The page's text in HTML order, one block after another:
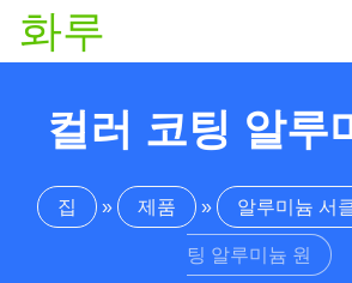
화루
컬러 코팅 알루
집 » 제품 » 알루미늄 서
팅 알루미늄 원